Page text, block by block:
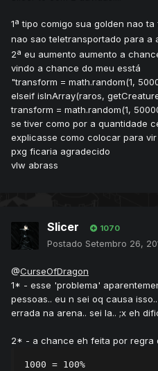
1ª tipo comigo sua golden nao
nao sao teletransportado para a
2ª eu aumento aumento a
vindo a chance do meu esstá
"transform = math.random(1,
elseif isInArray(raros,
transform = math.random(1,
se tiver como por a quantidade
explicasse como colocar para
pxg ficaria agradecido
vlw abrass
Slicer 1070
Postado Setembro 26,
@CurseOfDragon
1* - esse 'problema'
pessoas.. eu n sei oq causa
errada na arena.. sei la.. ;x eh
2* - a chance eh feita por regra
1000 = 100%